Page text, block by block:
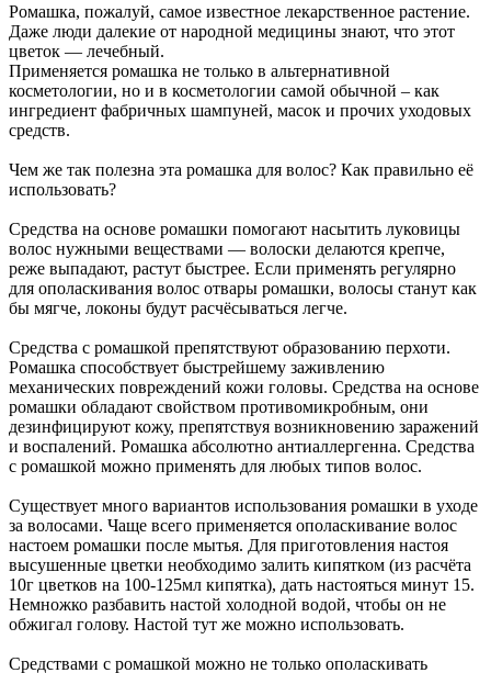
Ромашка, пожалуй, самое известное лекарственное растение.
Даже люди далекие от народной медицины знают, что этот
цветок — лечебный.
Применяется ромашка не только в альтернативной
косметологии, но и в косметологии самой обычной – как
ингредиент фабричных шампуней, масок и прочих уходовых
средств.
Чем же так полезна эта ромашка для волос? Как правильно её
использовать?
Средства на основе ромашки помогают насытить луковицы
волос нужными веществами — волоски делаются крепче,
реже выпадают, растут быстрее. Если применять регулярно
для ополаскивания волос отвары ромашки, волосы станут как
бы мягче, локоны будут расчёсываться легче.
Средства с ромашкой препятствуют образованию перхоти.
Ромашка способствует быстрейшему заживлению
механических повреждений кожи головы. Средства на основе
ромашки обладают свойством противомикробным, они
дезинфицируют кожу, препятствуя возникновению заражений
и воспалений. Ромашка абсолютно антиаллергенна. Средства
с ромашкой можно применять для любых типов волос.
Существует много вариантов использования ромашки в уходе
за волосами. Чаще всего применяется ополаскивание волос
настоем ромашки после мытья. Для приготовления настоя
высушенные цветки необходимо залить кипятком (из расчёта
10г цветков на 100-125мл кипятка), дать настояться минут 15.
Немножко разбавить настой холодной водой, чтобы он не
обжигал голову. Настой тут же можно использовать.
Средствами с ромашкой можно не только ополаскивать